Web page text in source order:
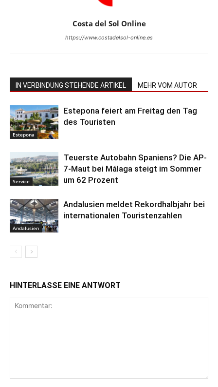
Costa del Sol Online
https://www.costadelsol-online.es
IN VERBINDUNG STEHENDE ARTIKEL MEHR VOM AUTOR
Estepona
Estepona feiert am Freitag den Tag
des Touristen
Service
Teuerste Autobahn Spaniens? Die AP-
7-Maut bei Málaga steigt im Sommer
um 62 Prozent
Andalusien
Andalusien meldet Rekordhalbjahr bei
internationalen Touristenzahlen
HINTERLASSE EINE ANTWORT